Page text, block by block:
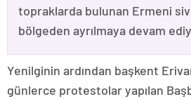
topraklarda bulunan Ermeni
bölgeden ayrılmaya devam
Yenilginin ardından başkent
günlerce protestolar yapılan